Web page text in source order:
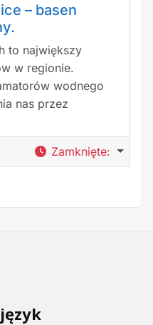
– basen
to największy
w regionie.
wodnego
nas przez
Zamknięte: